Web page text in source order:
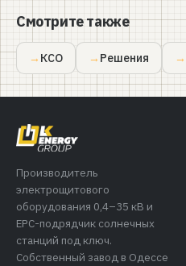
Смотрите также
КСО Решения
Производитель
электрощитового
оборудования 0,4–35 кВ и
EPC-подрядчик солнечных
станций под ключ.
Собственный завод в Одессе